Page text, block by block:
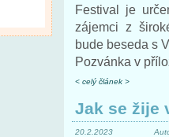
Festival je
zájemci z
bude beseda s
Pozvánka v
< celý článek >
Jak se žije
20.2.2023